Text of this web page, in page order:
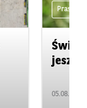
Prasa
Świat:
05.08.2026